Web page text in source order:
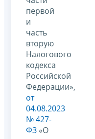
первой
и
часть
вторую
Налогового
кодекса
Российской
Федерации»,
от
04.08.2023
№ 427-
ФЗ «О